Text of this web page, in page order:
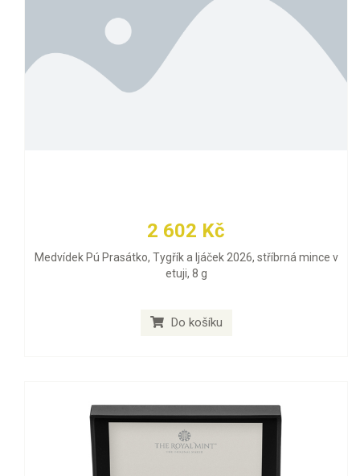
2 602 Kč
Medvídek Pú Prasátko, Tygřík a Ijáček 2026, stříbrná mince v
etuji, 8 g
Do košíku